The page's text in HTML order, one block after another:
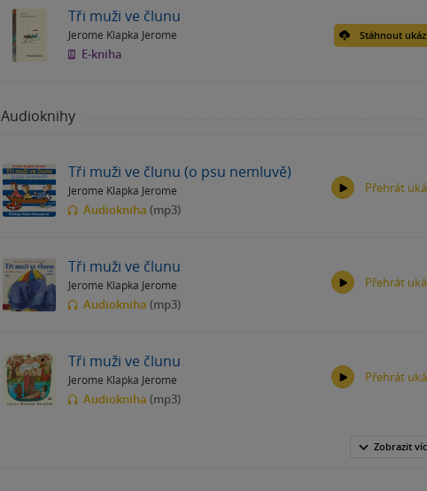
Tři muži ve člunu
Jerome Klapka Jerome
E-kniha
Stáhnout
Audioknihy
Tři muži ve člunu (o psu nemluvě)
Jerome Klapka Jerome
Audiokniha (mp3)
Přehrát
Tři muži ve člunu
Jerome Klapka Jerome
Audiokniha (mp3)
Přehrát
Tři muži ve člunu
Jerome Klapka Jerome
Audiokniha (mp3)
Přehrát
Zobrazit